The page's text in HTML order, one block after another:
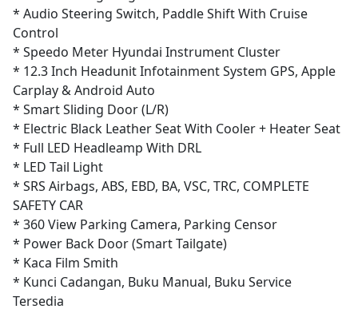
* Audio Steering Switch, Paddle Shift With Cruise
Control
* Speedo Meter Hyundai Instrument Cluster
* 12.3 Inch Headunit Infotainment System GPS, Apple
Carplay & Android Auto
* Smart Sliding Door (L/R)
* Electric Black Leather Seat With Cooler + Heater Seat
* Full LED Headleamp With DRL
* LED Tail Light
* SRS Airbags, ABS, EBD, BA, VSC, TRC, COMPLETE
SAFETY CAR
* 360 View Parking Camera, Parking Censor
* Power Back Door (Smart Tailgate)
* Kaca Film Smith
* Kunci Cadangan, Buku Manual, Buku Service
Tersedia